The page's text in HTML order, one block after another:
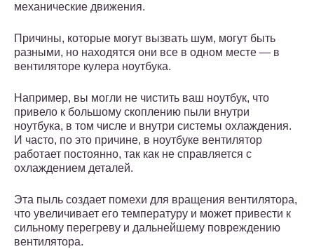
механические движения.
Причины, которые могут вызвать шум, могут быть
разными, но находятся они все в одном месте — в
вентиляторе кулера ноутбука.
Например, вы могли не чистить ваш ноутбук, что
привело к большому скоплению пыли внутри
ноутбука, в том числе и внутри системы охлаждения.
И часто, по это причине, в ноутбуке вентилятор
работает постоянно, так как не справляется с
охлаждением деталей.
Эта пыль создает помехи для вращения вентилятора,
что увеличивает его температуру и может привести к
сильному перегреву и дальнейшему повреждению
вентилятора.